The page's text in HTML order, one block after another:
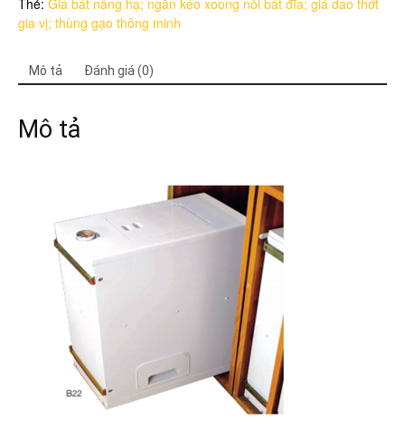
Eurogold
số
Thẻ: Giá bát nâng hạ; ngăn kéo xoong nồi bát đĩa; giá dao thớt
gia vị; thùng gạo thông minh
Mô tả Đánh giá (0)
Mô tả